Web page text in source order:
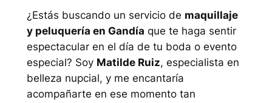
¿Estás buscando un servicio de maquillaje
y peluquería en Gandía que te haga sentir
espectacular en el día de tu boda o evento
especial? Soy Matilde Ruiz, especialista en
belleza nupcial, y me encantaría
acompañarte en ese momento tan